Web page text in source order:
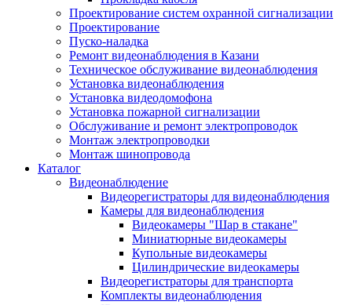
Проектирование систем охранной сигнализации
Проектирование
Пуско-наладка
Ремонт видеонаблюдения в Казани
Техническое обслуживание видеонаблюдения
Установка видеонаблюдения
Установка видеодомофона
Установка пожарной сигнализации
Обслуживание и ремонт электропроводок
Монтаж электропроводки
Монтаж шинопровода
Каталог
Видеонаблюдение
Видеорегистраторы для видеонаблюдения
Камеры для видеонаблюдения
Видеокамеры "Шар в стакане"
Миниатюрные видеокамеры
Купольные видеокамеры
Цилиндрические видеокамеры
Видеорегистраторы для транспорта
Комплекты видеонаблюдения